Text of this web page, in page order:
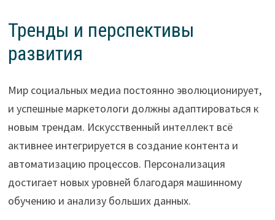
Тренды и перспективы
развития
Мир социальных медиа постоянно эволюционирует,
и успешные маркетологи должны адаптироваться к
новым трендам. Искусственный интеллект всё
активнее интегрируется в создание контента и
автоматизацию процессов. Персонализация
достигает новых уровней благодаря машинному
обучению и анализу больших данных.